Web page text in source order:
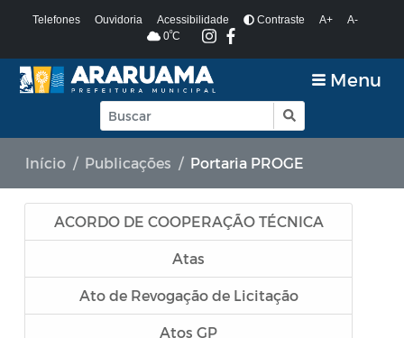
Telefones Ouvidoria Acessibilidade Contraste A+
A-
0ºC
Menu
Início Publicações Portaria PROGE
ACORDO DE COOPERAÇÃO TÉCNICA
Atas
Ato de Revogação de Licitação
Atos GP